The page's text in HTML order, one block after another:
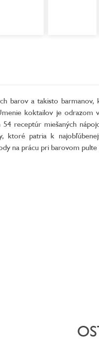
barov a takisto
koktailov je
54 receptúr miešaných
ktoré patria k
na prácu pri barovom